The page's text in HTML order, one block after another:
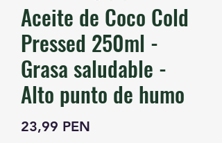
Aceite de Coco Cold
Pressed 250ml -
Grasa saludable -
Alto punto de humo
23,99 PEN